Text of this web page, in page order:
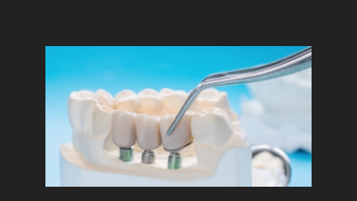
IMPLANTES
IMPLANTES DE TITANIO
IMPLANTOLOGÍA DENTAL